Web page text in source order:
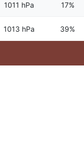
1011 hPa 17%
1013 hPa 39%